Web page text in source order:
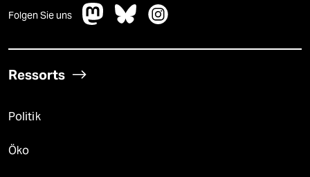
Folgen Sie uns
Ressorts
Politik
Öko